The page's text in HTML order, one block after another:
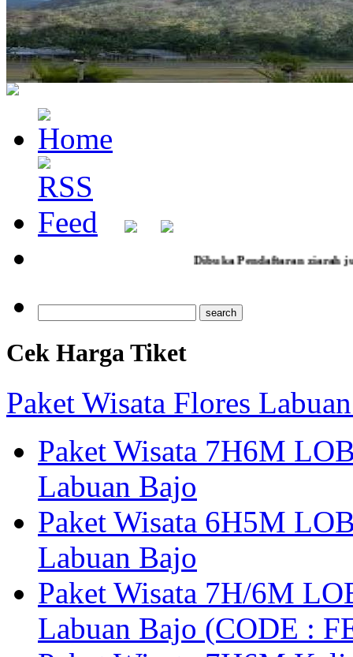
Dibuka Pendaftaran ziarah jumad legi
Cek Harga Tiket
Paket Wisata Flores
Paket Wisata 7H6M
Labuan Bajo
Paket Wisata 6H5M
Labuan Bajo
Paket Wisata 7H/6M
Labuan Bajo (CODE :